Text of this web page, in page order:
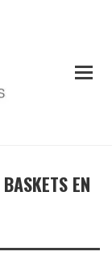
EN